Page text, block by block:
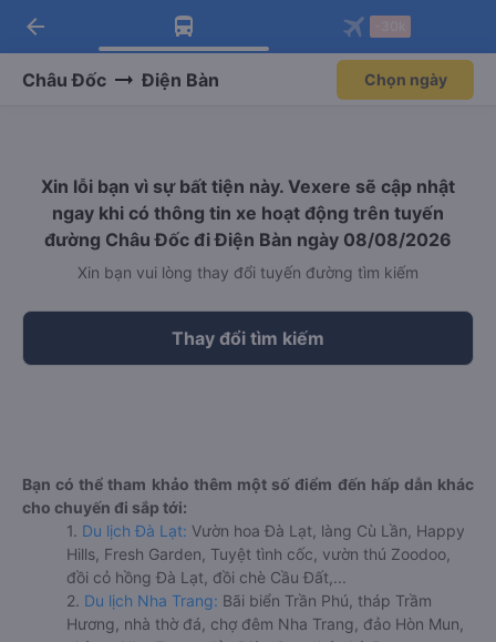
Tải app Vexere ngay!
Nhận ưu đãi thành viên độc
Mở app
Tải app Vexere
-30k/ghế khi đặt vé máy bay qua
Mở app
arrow_back
Châu Đốc Điện Bàn Chọn ngày
Xin lỗi bạn vì sự bất tiện này. Vexere sẽ cập nhật
ngay khi có thông tin xe hoạt động trên tuyến
đường Châu Đốc đi Điện Bàn ngày 08/08/2026
Xin bạn vui lòng thay đổi tuyến đường tìm kiếm
Thay đổi tìm kiếm
Bạn có thể tham khảo thêm một số điểm đến hấp dẫn khác
cho chuyến đi sắp tới:
1. Du lịch Đà Lạt: Vườn hoa Đà Lạt, làng Cù Lần, Happy
Hills, Fresh Garden, Tuyệt tình cốc, vườn thú Zoodoo,
đồi cỏ hồng Đà Lạt, đồi chè Cầu Đất,...
2. Du lịch Nha Trang: Bãi biển Trần Phú, tháp Trầm
Hương, nhà thờ đá, chợ đêm Nha Trang, đảo Hòn Mun,